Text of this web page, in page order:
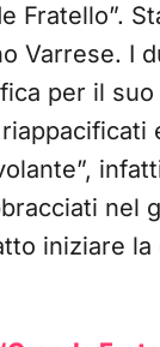
Fratello”.
Varrese. I
per il
nel
iniziare la